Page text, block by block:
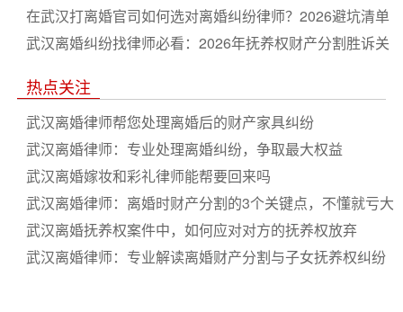
产分割及抚养权争夺深度解析
在武汉打离婚官司如何选对离婚纠纷律师？2026避坑清单
与谈判技巧合集
武汉离婚纠纷找律师必看：2026年抚养权财产分割胜诉关
热点关注
武汉离婚律师帮您处理离婚后的财产家具纠纷
武汉离婚律师：专业处理离婚纠纷，争取最大权益
武汉离婚嫁妆和彩礼律师能帮要回来吗
武汉离婚律师：离婚时财产分割的3个关键点，不懂就亏大
了
武汉离婚抚养权案件中，如何应对对方的抚养权放弃
武汉离婚律师：专业解读离婚财产分割与子女抚养权纠纷